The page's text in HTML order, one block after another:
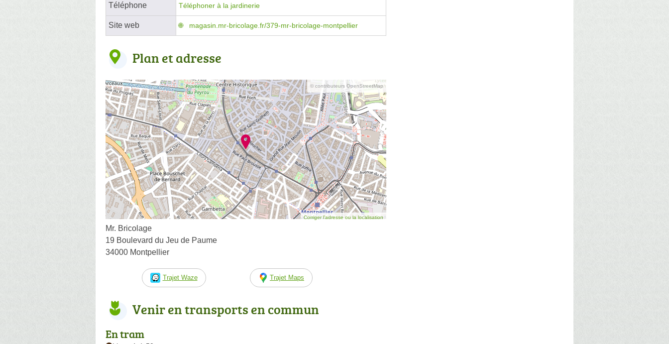
Téléphone Téléphoner à la jardinerie
Site web magasin.mr-bricolage.fr/379-mr-bricolage-montpellier
Plan et adresse
© contributeurs OpenStreetMap
Corriger l’adresse ou la localisation
Mr. Bricolage
19 Boulevard du Jeu de Paume
34000 Montpellier
Trajet Waze Trajet Maps
Venir en transports en commun
En tram